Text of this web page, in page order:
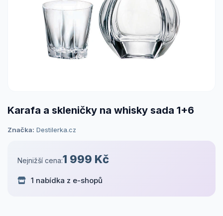
Karafa a skleničky na whisky sada 1+6
Značka: Destilerka.cz
Nejnižší cena:1 999 Kč
1 nabídka z e-shopů